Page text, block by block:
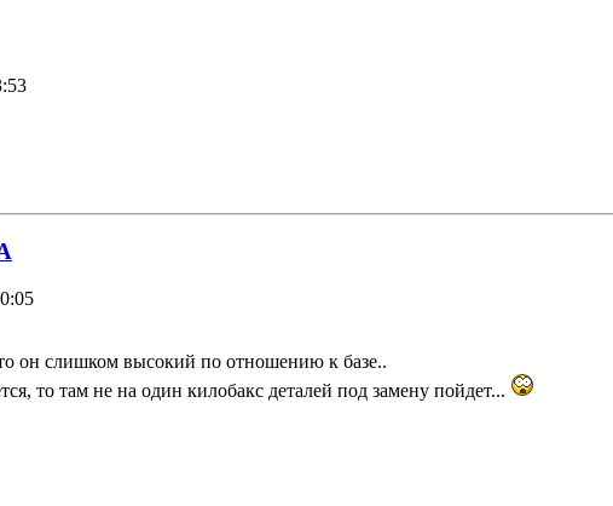
он слишком высокий по отношению к базе..
то там не на один килобакс деталей под замену пойдет...